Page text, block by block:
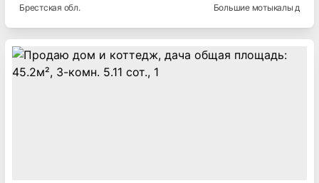
Брестская обл. Большие мотыкалы д